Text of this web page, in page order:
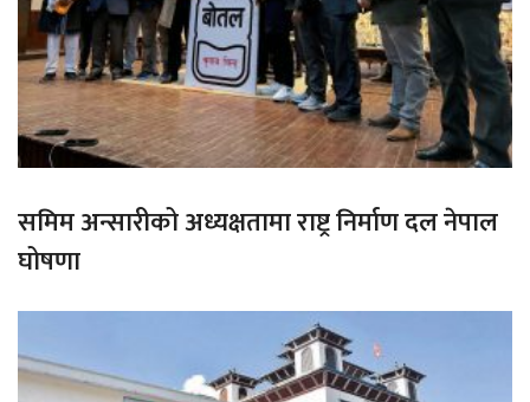
समिम अन्सारीको अध्यक्षतामा राष्ट्र निर्माण दल नेपाल
घोषणा